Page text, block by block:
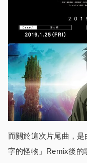
而關於這次片尾曲，
字的怪物」Remix後的